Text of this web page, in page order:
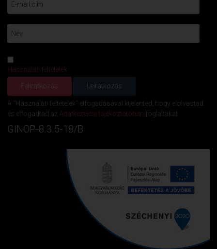
Használati feltételek
A "Használati feltételek" elfogadásával kijelented, hogy elolvastad
és elfogadtad az Adatkezelési tájékoztatóban foglaltakat.
GINOP-8.3.5-18/B